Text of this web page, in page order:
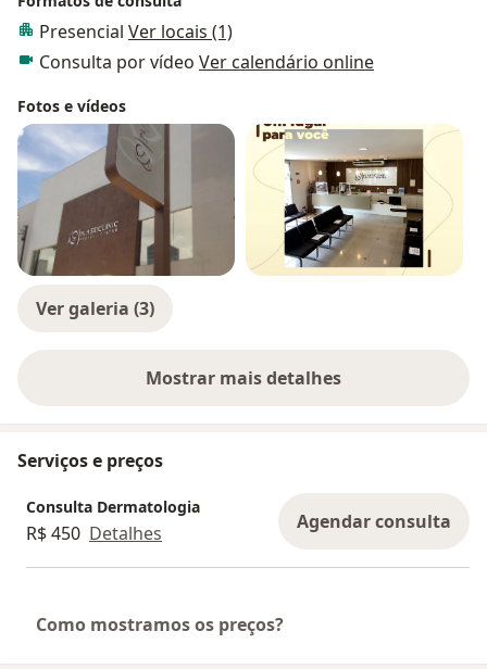
Presencial Ver locais (1)
Consulta por vídeo Ver calendário online
Fotos e vídeos
Ver galeria (3)
Mostrar mais detalhes
sobre a experiência
Serviços e preços
Consulta Dermatologia
R$ 450 Detalhes Agendar consulta
Como mostramos os preços?